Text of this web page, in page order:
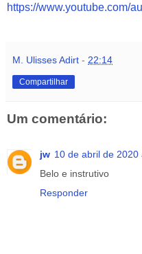
https://www.youtube.com/
M. Ulisses Adirt - 22:14
Compartilhar
Um comentário:
jw 10 de abril de 2020
Belo e instrutivo
Responder